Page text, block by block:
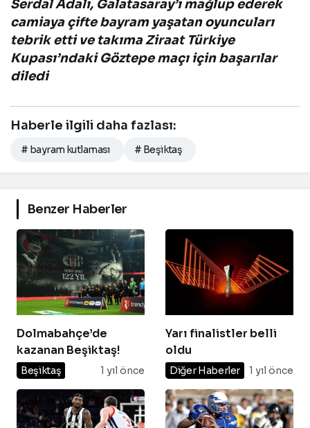
Serdal Adalı, Galatasaray’ı mağlup ederek
camiaya çifte bayram yaşatan oyuncuları
tebrik etti ve takıma Ziraat Türkiye
Kupası’ndaki Göztepe maçı için başarılar
diledi
Haberle ilgili daha fazlası:
# bayram kutlaması # Beşiktaş
Benzer Haberler
Dolmabahçe’de
kazanan Beşiktaş!
Beşiktaş 1 yıl önce
Yarı finalistler belli
oldu
Diğer Haberler 1 yıl önce